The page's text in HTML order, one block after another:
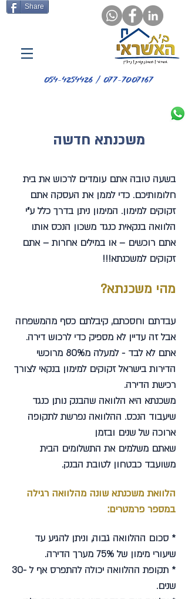
Share
077-7007167 / 054-4254426
בשעה טובה אתם עומדים לרכוש את בית
חלומותיכם. כדי לממן את העסקה אתם
זקוקים למימון. המימון ניתן בדרך כלל ע"י
הלוואה בנקאית כנגד משכון הנכס אותו
אתם רוכשים – או במילים אחרות – אתם
זקוקים למשכנתא!!!
מהי משכנתא?
עבדתם וחסכתם, קיבלתם כסף מהמשפחה
אבל זה עדיין לא מספיק כדי לרכוש דירה.
אתם לא לבד - למעלה מ80% מרוכשי
הדירות בישראל זקוקים למימון בנקאי לצורך
רכישת הדירה.
משכנתא היא הלוואה שהבנק נותן כנגד
שיעבוד הנכס. ההלוואה נפרשת לתקופה
ארוכה של שנים ובזמן
שאתם משלמים את התשלומים הבית
משועבד כבטחון לטובת הבנק.
הלוואת משכנתא שונה מהלוואה רגילה
במספר פרמטרים:
* סכום ההלוואה גבוה, וניתן להגיע עד
שיעורי מימון של 75% מערך הדירה.
* תקופת ההלוואה יכולה להתפרס אף ל -30
שנים.
משכנתא חדשה